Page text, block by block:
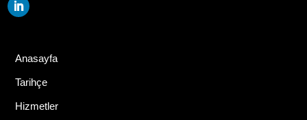
Anasayfa
Tarihçe
Hizmetler